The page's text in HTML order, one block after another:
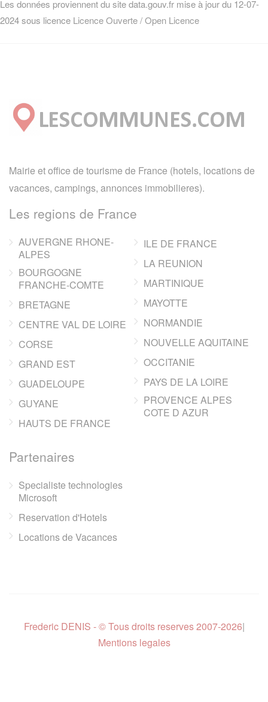
Les données proviennent du site data.gouv.fr mise à jour du 12-07-
2024 sous licence Licence Ouverte / Open Licence
Mairie et office de tourisme de France (hotels, locations de
vacances, campings, annonces immobilieres).
Les regions de France
AUVERGNE RHONE-
ALPES
BOURGOGNE
FRANCHE-COMTE
BRETAGNE
CENTRE VAL DE LOIRE
CORSE
GRAND EST
GUADELOUPE
GUYANE
HAUTS DE FRANCE
ILE DE FRANCE
LA REUNION
MARTINIQUE
MAYOTTE
NORMANDIE
NOUVELLE AQUITAINE
OCCITANIE
PAYS DE LA LOIRE
PROVENCE ALPES
COTE D AZUR
Partenaires
Specialiste technologies
Microsoft
Reservation d'Hotels
Locations de Vacances
Frederic DENIS - © Tous droits reserves 2007-2026|
Mentions legales